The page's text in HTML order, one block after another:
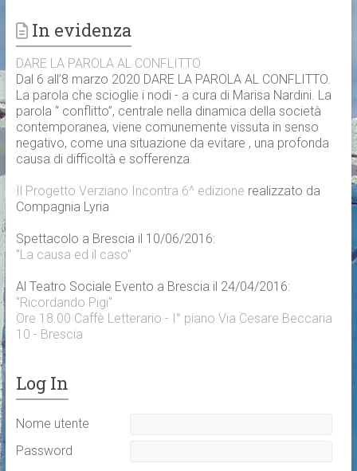
In evidenza
DARE LA PAROLA AL CONFLITTO
Dal 6 all’8 marzo 2020 DARE LA PAROLA AL CONFLITTO.
La parola che scioglie i nodi - a cura di Marisa Nardini. La
parola “ conflitto”, centrale nella dinamica della società
contemporanea, viene comunemente vissuta in senso
negativo, come una situazione da evitare , una profonda
causa di difficoltà e sofferenza.
Il Progetto Verziano Incontra 6^ edizione realizzato da
Compagnia Lyria
Spettacolo a Brescia il 10/06/2016:
"La causa ed il caso"
Al Teatro Sociale Evento a Brescia il 24/04/2016:
"Ricordando Pigi"
Ore 18.00 Caffè Letterario - I° piano Via Cesare Beccaria
10 - Brescia
Log In
Nome utente
Password